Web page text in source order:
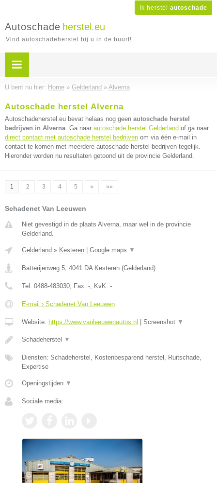
Ik herstel autoschade
Autoschade herstel.eu
Vind autoschadeherstel bij u in de buurt!
U bent nu hier: Home » Gelderland » Alverna
Autoschade herstel Alverna
Autoschadeherstel.eu bevat helaas nog geen autoschade herstel
bedrijven in Alverna. Ga naar autoschade herstel Gelderland of ga naar
direct contact met autoschade herstel bedrijven om via één e-mail in
contact te komen met meerdere autoschade herstel bedrijven tegelijk.
Hieronder worden nu resultaten getoond uit de provincie Gelderland.
1 2 3 4 5 » »»
Schadenet Van Leeuwen
Niet gevestigd in de plaats Alverna, maar wel in de provincie
Gelderland.
Gelderland » Kesteren Google maps ▼
Batterijenweg 5, 4041 DA Kesteren (Gelderland)
Tel: 0488-483030, Fax: -, KvK: -
E-mail › Schadenet Van Leeuwen
Website: https://www.vanleeuwenautos.nl Screenshot ▼
Schadeherstel ▼
Diensten: Schadeherstel, Kostenbesparend herstel, Ruitschade,
Expertise
Openingstijden ▼
Sociale media: